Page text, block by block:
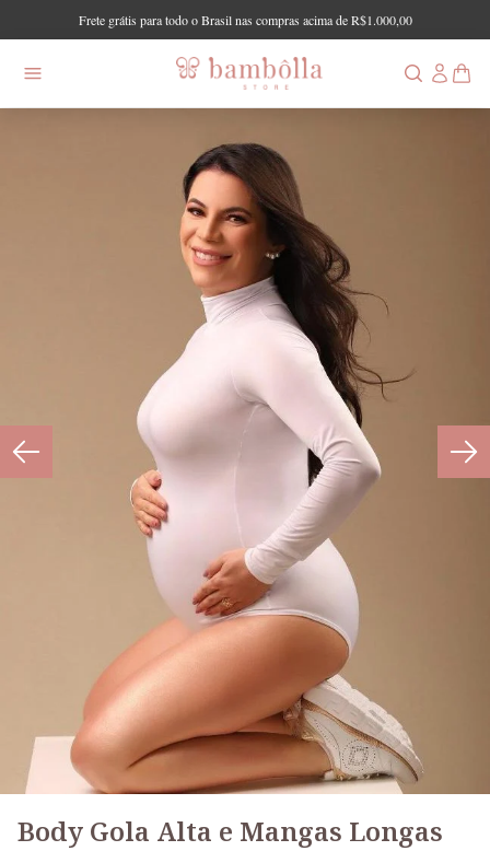
Frete grátis para todo o Brasil nas compras acima de R$1.000,00
Body Gola Alta e Mangas Longas